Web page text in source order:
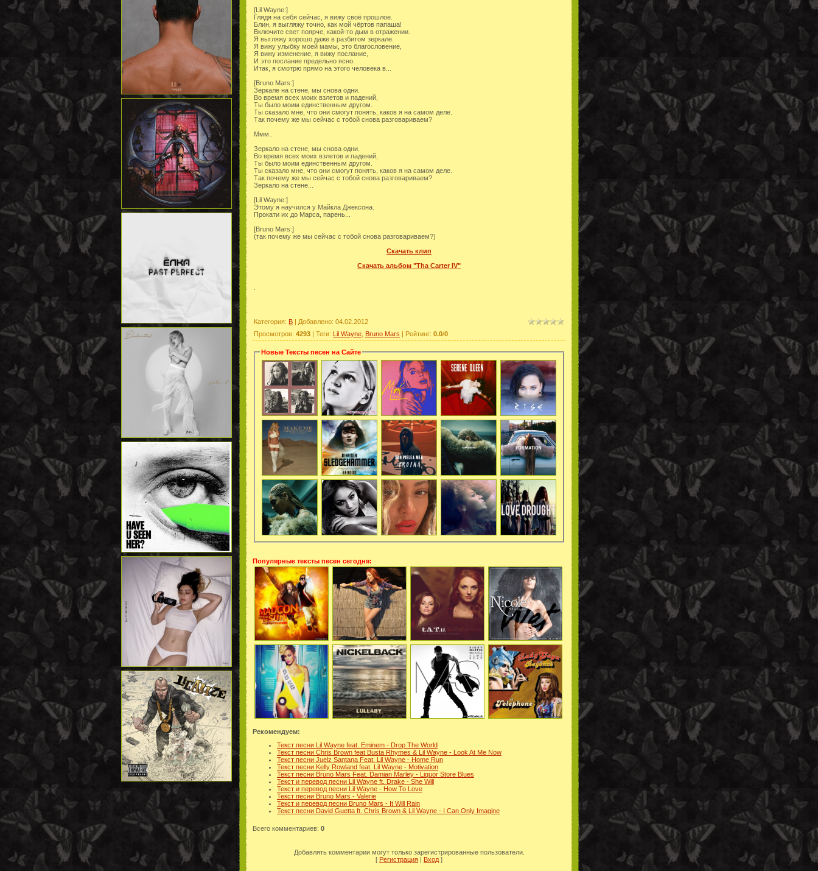
[Lil Wayne:]
Глядя на себя сейчас, я вижу своё прошлое.
Блин, я выгляжу точно, как мой чёртов папаша!
Включите свет поярче, какой-то дым в отражении.
Я выгляжу хорошо даже в разбитом зеркале.
Я вижу улыбку моей мамы, это благословение,
Я вижу изменение, я вижу послание,
И это послание предельно ясно.
Итак, я смотрю прямо на этого человека в...
[Bruno Mars:]
Зеркале на стене, мы снова одни.
Во время всех моих взлетов и падений,
Ты было моим единственным другом.
Ты сказало мне, что они смогут понять, каков я на самом деле.
Так почему же мы сейчас с тобой снова разговариваем?
Ммм..
Зеркало на стене, мы снова одни.
Во время всех моих взлетов и падений,
Ты было моим единственным другом.
Ты сказало мне, что они смогут понять, каков я на самом деле.
Так почему же мы сейчас с тобой снова разговариваем?
Зеркало на стене...
[Lil Wayne:]
Этому я научился у Майкла Джексона.
Прокати их до Марса, парень...
[Bruno Mars:]
(так почему же мы сейчас с тобой снова разговариваем?)
Скачать клип
Скачать альбом "Tha Carter IV"
Категория: B Добавлено: 04.02.2012
Просмотров: 4293 Теги: Lil Wayne Bruno Mars Рейтинг: 0.0/0
Новые Тексты песен на Сайте
Популярные тексты песен сегодня:
Рекомендуем:
Текст песни Lil Wayne feat. Eminem - Drop The World
Текст песни Chris Brown feat Busta Rhymes & Lil Wayne - Look At Me Now
Текст песни Juelz Santana Feat. Lil Wayne - Home Run
Текст песни Kelly Rowland feat. Lil Wayne - Motivation
Текст песни Bruno Mars Feat. Damian Marley - Liquor Store Blues
Текст и перевод песни Lil Wayne ft. Drake - She Will
Текст и перевод песни Lil Wayne - How To Love
Текст песни Bruno Mars - Valerie
Текст и перевод песни Bruno Mars - It Will Rain
Текст песни David Guetta ft. Chris Brown & Lil Wayne - I Can Only Imagine
Всего комментариев: 0
Добавлять комментарии могут только зарегистрированные пользователи.
[ Регистрация | Вход ]